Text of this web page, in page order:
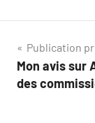
de
Publication
Mon avis sur
des